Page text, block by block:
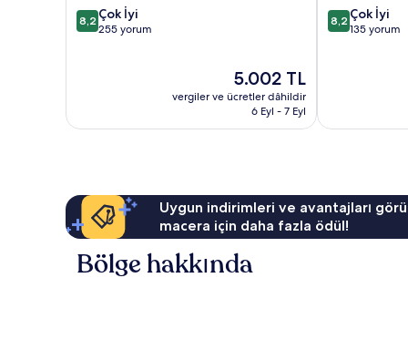
10
üzerinden
8,2 Çok İyi
255 yorum
Güncel
fiyat:
5.002 TL
5.002 TL
vergiler ve ücretler dâhildir
6 Eyl - 7 Eyl
10
üzerinden
8,2 Çok İyi
135 yorum
Uygun indirimleri ve avantajları
macera için daha fazla ödül!
Bölge hakkında